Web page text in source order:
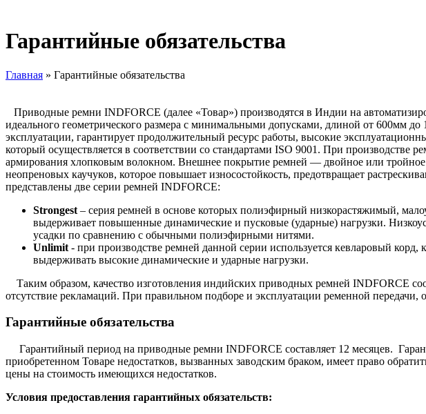
Гарантийные обязательства
Главная » Гарантийные обязательства
Приводные ремни INDFORCE (далее «Товар») производятся в Индии на
идеального геометрического размера с минимальными допусками, длиной от 600мм
эксплуатации, гарантирует продолжительный ресурс работы, высокие
который осуществляется в соответствии со стандартами ISO 9001. При производстве
армирования хлопковым волокном. Внешнее покрытие ремней — двойное или тройное
неопреновых каучуков, которое повышает износостойкость, предотвращает
представлены две серии ремней INDFORCE:
Strongest – серия ремней в основе которых полиэфирный низкорастяжимый,
выдерживает повышенные динамические и пусковые (ударные) нагрузки.
усадки по сравнению с обычными полиэфирными нитями.
Unlimit - при производстве ремней данной серии используется кевларовый
выдерживать высокие динамические и ударные нагрузки.
Таким образом, качество изготовления индийских приводных ремней INDFORCE
отсутствие рекламаций. При правильном подборе и эксплуатации ременной передачи,
Гарантийные обязательства
Гарантийный период на приводные ремни INDFORCE составляет 12 месяцев.
приобретенном Товаре недостатков, вызванных заводским браком, имеет право
цены на стоимость имеющихся недостатков.
Условия предоставления гарантийных обязательств: